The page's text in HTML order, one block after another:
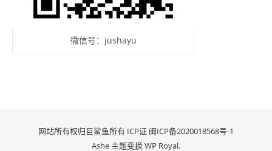
微信号：jushayu
网站所有权归巨鲨鱼所有 ICP证 闽ICP备2020018568号-1
Ashe 主题变换WP Royal.